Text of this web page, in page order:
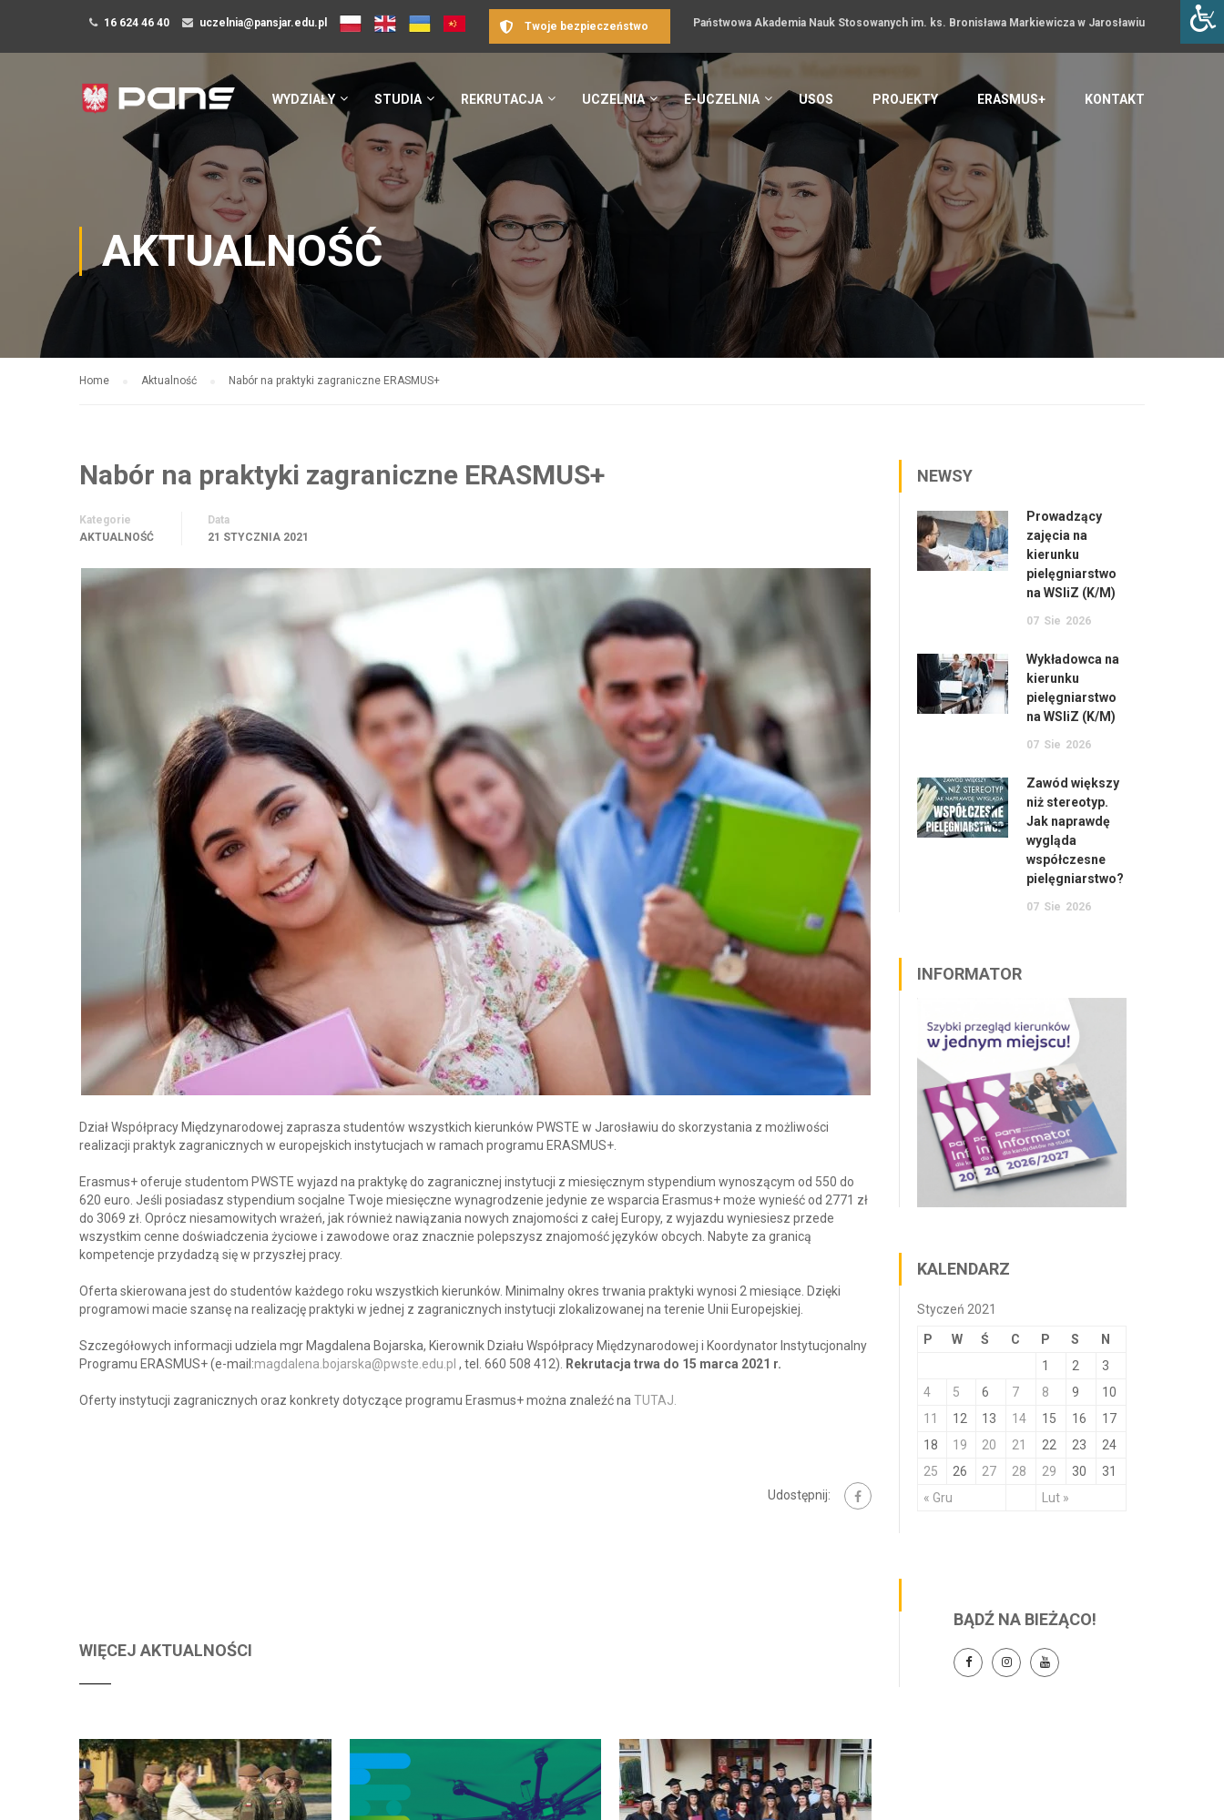
16 624 46 40 uczelnia@pansjar.edu.pl Państwowa Akademia Nauk Stosowanych im. ks. Bronisława Markiewicza w Jarosławiu
Twoje bezpieczeństwo
WYDZIAŁY STUDIA REKRUTACJA UCZELNIA E-UCZELNIA USOS PROJEKTY ERASMUS+ KONTAKT
AKTUALNOŚĆ
Home Aktualność Nabór na praktyki zagraniczne ERASMUS+
Nabór na praktyki zagraniczne ERASMUS+
Kategorie
AKTUALNOŚĆ
Data
21 STYCZNIA 2021
Dział Współpracy Międzynarodowej zaprasza studentów wszystkich kierunków PWSTE w Jarosławiu do skorzystania z możliwości
realizacji praktyk zagranicznych w europejskich instytucjach w ramach programu ERASMUS+.
Erasmus+ oferuje studentom PWSTE wyjazd na praktykę do zagranicznej instytucji z miesięcznym stypendium wynoszącym od 550 do
620 euro. Jeśli posiadasz stypendium socjalne Twoje miesięczne wynagrodzenie jedynie ze wsparcia Erasmus+ może wynieść od 2771 zł
do 3069 zł. Oprócz niesamowitych wrażeń, jak również nawiązania nowych znajomości z całej Europy, z wyjazdu wyniesiesz przede
wszystkim cenne doświadczenia życiowe i zawodowe oraz znacznie polepszysz znajomość języków obcych. Nabyte za granicą
kompetencje przydadzą się w przyszłej pracy.
Oferta skierowana jest do studentów każdego roku wszystkich kierunków. Minimalny okres trwania praktyki wynosi 2 miesiące. Dzięki
programowi macie szansę na realizację praktyki w jednej z zagranicznych instytucji zlokalizowanej na terenie Unii Europejskiej.
Szczegółowych informacji udziela mgr Magdalena Bojarska, Kierownik Działu Współpracy Międzynarodowej i Koordynator Instytucjonalny
Programu ERASMUS+ (e-mail:magdalena.bojarska@pwste.edu.pl , tel. 660 508 412). Rekrutacja trwa do 15 marca 2021 r.
Oferty instytucji zagranicznych oraz konkrety dotyczące programu Erasmus+ można znaleźć na TUTAJ.
Udostępnij:
WIĘCEJ AKTUALNOŚCI
NEWSY
Prowadzący
zajęcia na
kierunku
pielęgniarstwo
na WSIiZ (K/M)
07 Sie 2026
Wykładowca na
kierunku
pielęgniarstwo
na WSIiZ (K/M)
07 Sie 2026
Zawód większy
niż stereotyp.
Jak naprawdę
wygląda
współczesne
pielęgniarstwo?
07 Sie 2026
INFORMATOR
KALENDARZ
Styczeń 2021
P W Ś C P S N
« Gru Lut »
1 2
3
4
5 6 7 8 9
10
11
12 13 14 15 16
17
18
19 20 21 22 23
24
25
26 27 28 29 30 31
BĄDŹ NA BIEŻĄCO!